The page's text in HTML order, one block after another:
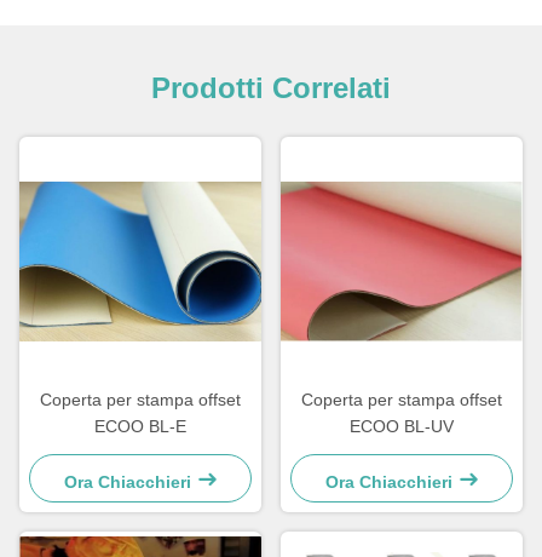
Prodotti Correlati
Coperta per stampa offset
ECOO BL-E
Ora Chiacchieri
Coperta per stampa offset
ECOO BL-UV
Ora Chiacchieri